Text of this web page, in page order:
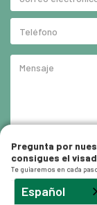
Pregunta por
consigues el
Te guiaremos en cada
Español